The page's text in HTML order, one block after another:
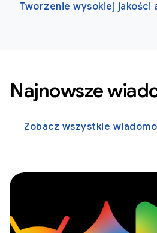
Tworzenie wysokiej jakości
Najnowsze
Zobacz wszystkie